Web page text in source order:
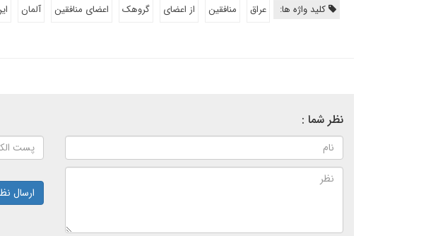
کلید واژه ها: عراق منافقین از اعضای گروهک اعضای منافقین آلمان
نظر شما :
ارسال